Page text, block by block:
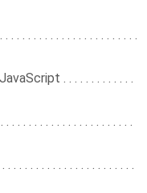
. . . . . . . . . . . . . . . . . . . .
. . . . . . . . . . . . .
. . . . . . . . . . . . . . . . . . . .
. . . . . . . . . . . . . . . . . . . .